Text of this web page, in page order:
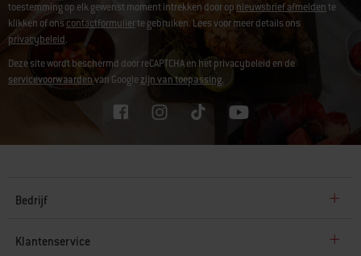
toestemming op elk gewenst moment intrekken door op nieuwsbrief afmeldente
klikken of ons contactformulierte gebruiken. Lees voor meer details ons
privacybeleid.
Deze site wordt beschermd door reCAPTCHA en het privacybeleid en de
servicevoorwaardenvan Googlezijn van toepassing.
Bedrijf
Klantenservice